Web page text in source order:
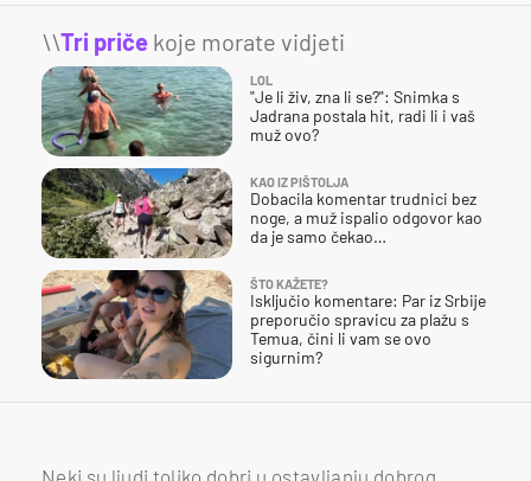
\\Tri priče koje morate vidjeti
LOL
"Je li živ, zna li se?": Snimka s
Jadrana postala hit, radi li i vaš
muž ovo?
KAO IZ PIŠTOLJA
Dobacila komentar trudnici bez
noge, a muž ispalio odgovor kao
da je samo čekao…
ŠTO KAŽETE?
Isključio komentare: Par iz Srbije
preporučio spravicu za plažu s
Temua, čini li vam se ovo
sigurnim?
Neki su ljudi toliko dobri u ostavljanju dobrog